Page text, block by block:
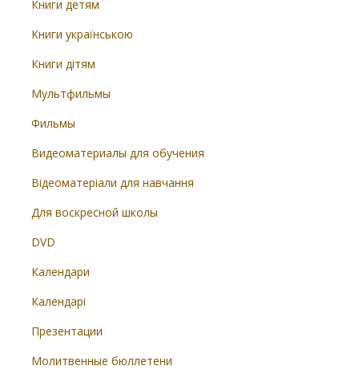
Книги детям
Книги українською
Книги дітям
Мультфильмы
Фильмы
Видеоматериалы для обучения
Відеоматеріали для навчання
Для воскресной школы
DVD
Календари
Календарі
Презентации
Молитвенные бюллетени